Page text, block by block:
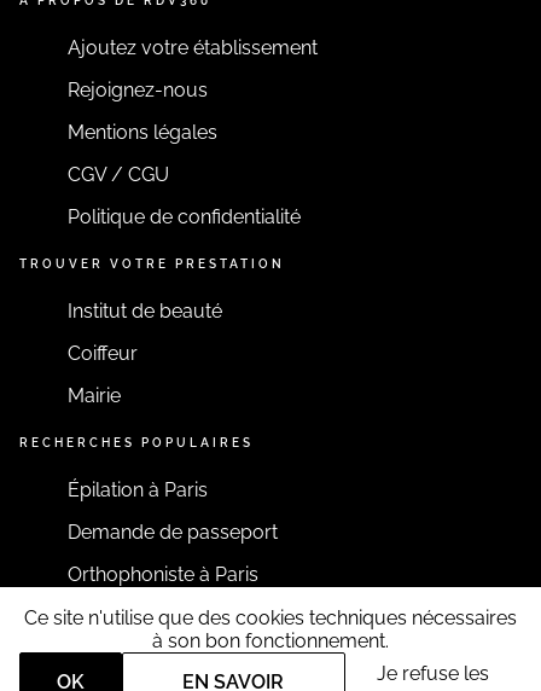
Ajoutez votre établissement
Rejoignez-nous
Mentions légales
CGV / CGU
Politique de confidentialité
TROUVER VOTRE PRESTATION
Institut de beauté
Coiffeur
Mairie
RECHERCHES POPULAIRES
Épilation à Paris
Demande de passeport
Orthophoniste à Paris
RESTONS CONNECTÉS
Ce site n'utilise que des cookies techniques nécessaires
à son bon fonctionnement.
OK
EN SAVOIR Je refuse les